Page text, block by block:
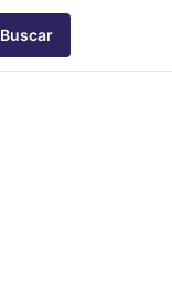
Buscar